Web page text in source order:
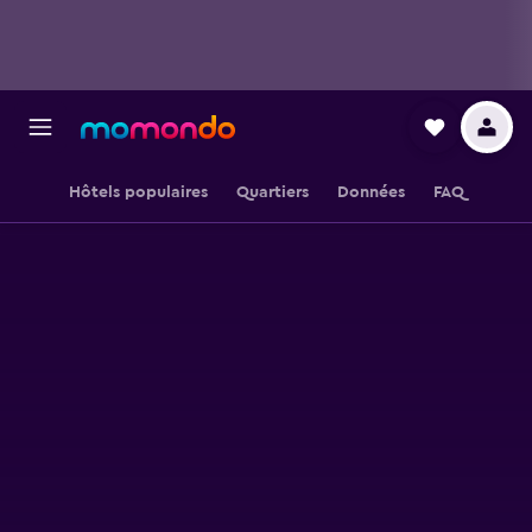
Hôtels populaires Quartiers Données FAQ